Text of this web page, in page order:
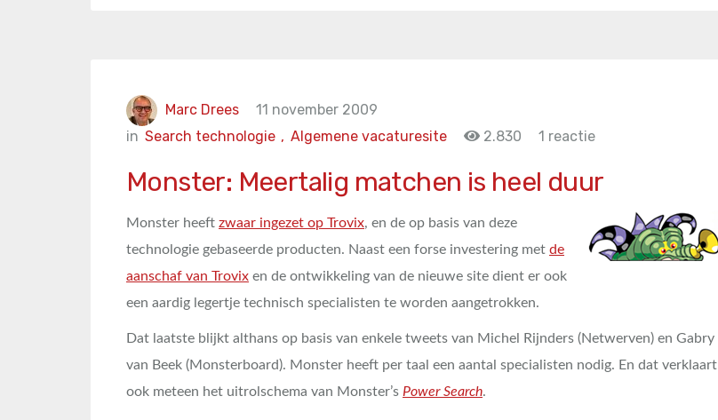
Marc Drees
11 november 2009
in
Algemene vacaturesite
Search technologie , 2.830 1 reactie
Monster: Meertalig matchen is heel duur
Monster heeft zwaar ingezet op Trovix, en de op basis van deze
technologie gebaseerde producten. Naast een forse investering met de
aanschaf van Trovix en de ontwikkeling van de nieuwe site dient er ook
een aardig legertje technisch specialisten te worden aangetrokken.
Dat laatste blijkt althans op basis van enkele tweets van Michel Rijnders (Netwerven) en Gabry
van Beek (Monsterboard). Monster heeft per taal een aantal specialisten nodig. En dat verklaart
ook meteen het uitrolschema van Monster’s Power Search.